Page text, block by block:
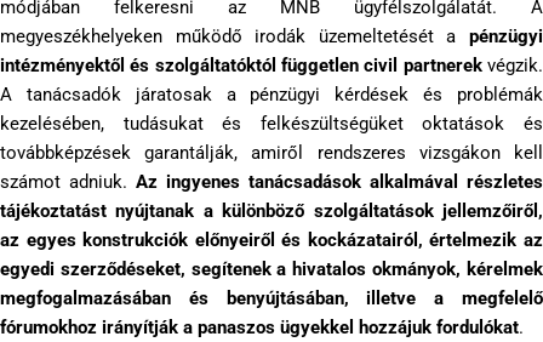
módjában felkeresni az MNB ügyfélszolgálatát. A
megyeszékhelyeken működő irodák üzemeltetését a pénzügyi
intézményektől és szolgáltatóktól független civil partnerekvégzik.
A tanácsadók járatosak a pénzügyi kérdések és problémák
kezelésében, tudásukat és felkészültségüket oktatások és
továbbképzések garantálják, amiről rendszeres vizsgákon kell
számot adniuk. Az ingyenes tanácsadások alkalmával részletes
tájékoztatást nyújtanak a különböző szolgáltatások jellemzőiről,
az egyes konstrukciók előnyeiről és kockázatairól, értelmezik az
egyedi szerződéseket, segítenek a hivatalos okmányok, kérelmek
megfogalmazásában és benyújtásában, illetve a megfelelő
fórumokhoz irányítják a panaszos ügyekkel hozzájuk fordulókat.